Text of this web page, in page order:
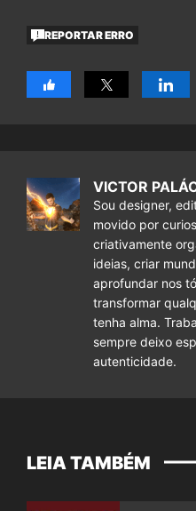
REPORTAR ERRO
VICTOR
Sou designer,
movido por
criativamente
ideias, criar
aprofundar nos
transformar
tenha alma.
sempre deixo
autenticidade.
LEIA TAMBÉM